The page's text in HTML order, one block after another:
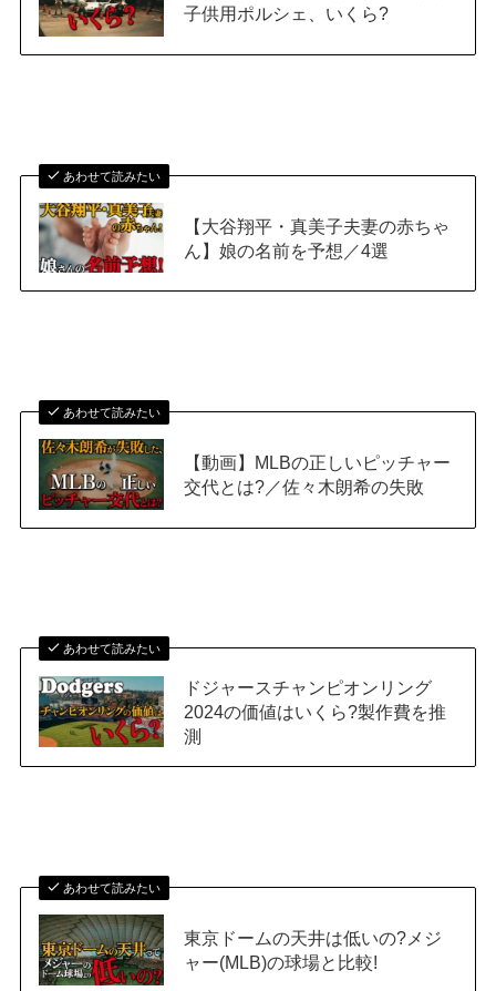
子供用ポルシェ、いくら?
あわせて読みたい
【大谷翔平・真美子夫妻の赤ちゃ
ん】娘の名前を予想／4選
あわせて読みたい
【動画】MLBの正しいピッチャー
交代とは?／佐々木朗希の失敗
あわせて読みたい
ドジャースチャンピオンリング
2024の価値はいくら?製作費を推
測
あわせて読みたい
東京ドームの天井は低いの?メジ
ャー(MLB)の球場と比較!